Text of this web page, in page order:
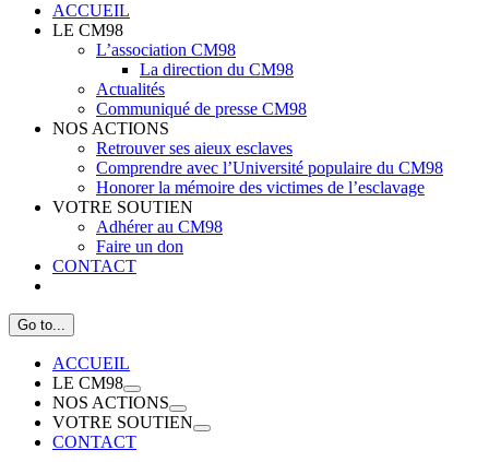
ACCUEIL
LE CM98
L’association CM98
La direction du CM98
Actualités
Communiqué de presse CM98
NOS ACTIONS
Retrouver ses aieux esclaves
Comprendre avec l’Université populaire du CM98
Honorer la mémoire des victimes de l’esclavage
VOTRE SOUTIEN
Adhérer au CM98
Faire un don
CONTACT
Go to...
ACCUEIL
LE CM98
NOS ACTIONS
VOTRE SOUTIEN
CONTACT